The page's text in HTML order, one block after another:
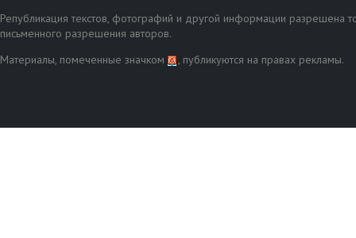
Републикация текстов, фотографий и другой информации разрешена
письменного разрешения авторов.
Материалы, помеченные значком
, публикуются на правах рекламы.